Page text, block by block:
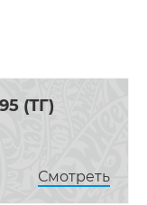
(ТГ)
Смотреть